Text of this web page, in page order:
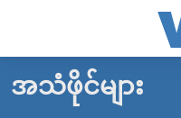
လွယ်ကူ
မူလစာမျက်နှာ
အသံဖိုင်များ